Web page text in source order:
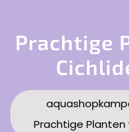
Prachtige
Prachtige Planten